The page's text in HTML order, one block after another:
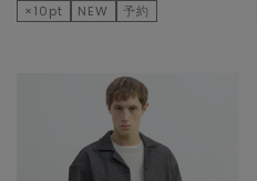
×10pt NEW 予約